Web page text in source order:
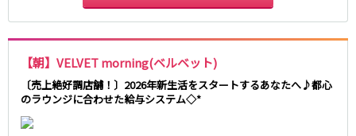
【朝】VELVET morning(ベルベット)
〔売上絶好調店舗！〕2026年新生活をスタートするあなたへ♪都心
のラウンジに合わせた給与システム◇*
JR常磐線(上野～取手)
上野駅
柏駅
北千住駅
松戸駅
綾瀬駅
日暮里駅